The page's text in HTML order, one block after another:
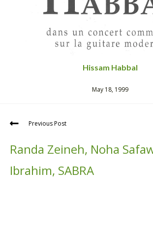
Hissam Habbal
May 18, 1999
Previous Post
Randa Zeineh, Noha
Ibrahim, SABRA